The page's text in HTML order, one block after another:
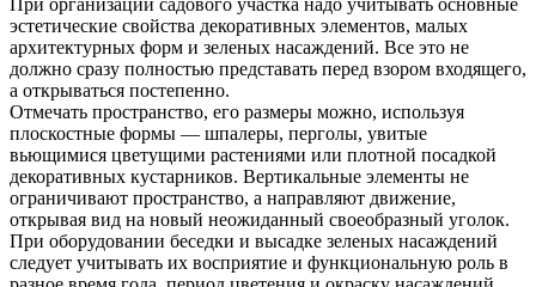
При организации садового участка надо учитывать основные
эстетические свойства декоративных элементов, малых
архитектурных форм и зеленых насаждений. Все это не
должно сразу полностью представать перед взором входящего,
а открываться постепенно.
Отмечать пространство, его размеры можно, используя
плоскостные формы — шпалеры, перголы, увитые
вьющимися цветущими растениями или плотной посадкой
декоративных кустарников. Вертикальные элементы не
ограничивают пространство, а направляют движение,
открывая вид на новый неожиданный своеобразный уголок.
При оборудовании беседки и высадке зеленых насаждений
следует учитывать их восприятие и функциональную роль в